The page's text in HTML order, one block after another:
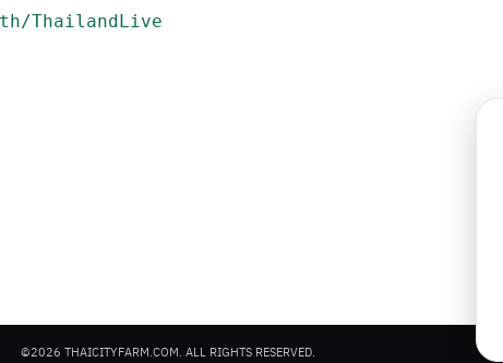
ThailandLive
©2026 THAICITYFARM.COM. ALL RIGHTS RESERVED.